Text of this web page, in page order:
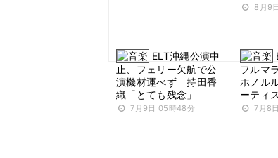
8月9
ELT沖縄公演中
止、フェリー欠航で公
演機材運べず 持田香
織「とても残念」
7月9日 05時48分
フルマ
ホノル
ーティ
7月8